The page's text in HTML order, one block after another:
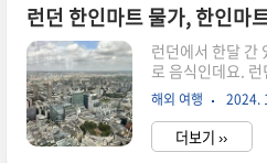
하면서 이와 관련
고 있습니다. 본
산정 방식, 법적
을 다룹니다.혼외
외자 양육비란 부
해 제공해야 하는
나라 민법 제837조
런던 한인마트 물가, 한인마
런던에서 한달 간
로 음식인데요.
했지만 어쩔수 없
많이 다녔습니다.
인마트 물가도 비
가격이 괜찮은 것
해외 여행 2024.
더보기 ››